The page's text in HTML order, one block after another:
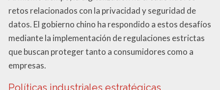
retos relacionados con la privacidad y seguridad de
datos. El gobierno chino ha respondido a estos desafíos
mediante la implementación de regulaciones estrictas
que buscan proteger tanto a consumidores como a
empresas.
Políticas industriales estratégicas